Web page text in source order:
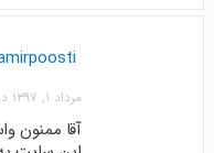
مرداد ۱, ۱۳۹۷ در ۱۵:۳۶
آقا ممنون